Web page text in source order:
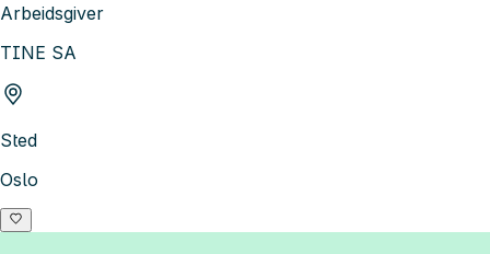
Arbeidsgiver
TINE SA
Sted
Oslo